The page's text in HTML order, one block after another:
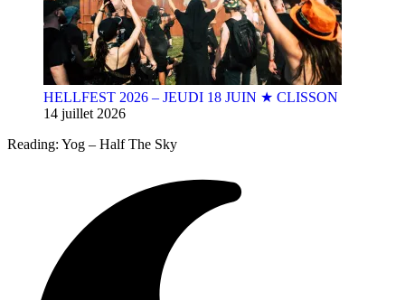
HELLFEST 2026 – JEUDI 18 JUIN ★ CLISSON
14 juillet 2026
Reading: Yog – Half The Sky